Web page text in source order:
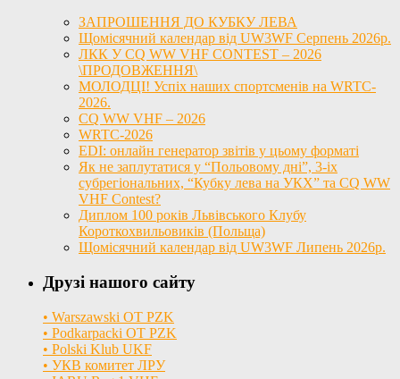
ЗАПРОШЕННЯ ДО КУБКУ ЛЕВА
Щомісячний календар від UW3WF Серпень 2026р.
ЛКК У CQ WW VHF CONTEST – 2026
\ПРОДОВЖЕННЯ\
МОЛОДЦІ! Успіх наших спортсменів на WRTC-
2026.
CQ WW VHF – 2026
WRTC-2026
EDI: онлайн генератор звітів у цьому форматі
Як не заплутатися у “Польовому дні”, 3-іх
субрегіональних, “Кубку лева на УКХ” та CQ WW
VHF Contest?
Диплом 100 років Львівського Клубу
Короткохвильовиків (Польща)
Щомісячний календар від UW3WF Липень 2026р.
Друзі нашого сайту
• Warszawski OT PZK
• Podkarpacki OT PZK
• Polski Klub UKF
• УКВ комитет ЛРУ